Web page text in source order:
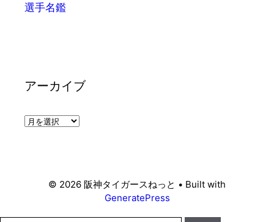
選手名鑑
アーカイブ
ア
© 2026 阪神タイガースねっと • Built with
GeneratePress